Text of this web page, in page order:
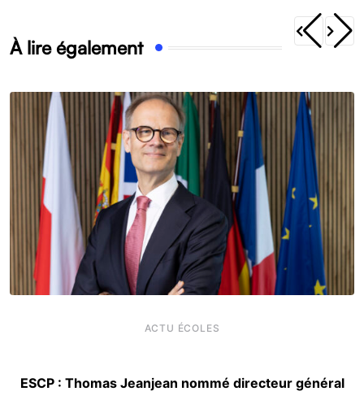
À lire également
ACTU ÉCOLES
ESCP : Thomas Jeanjean nommé directeur général